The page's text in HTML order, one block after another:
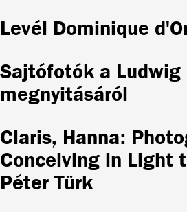
Levél Dominique
Sajtófotók a Ludwig
megnyitásáról
Claris, Hanna:
Conceiving in Light
Péter Türk